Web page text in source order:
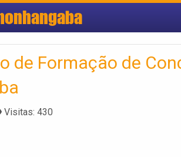
de Formação de
Visitas: 430